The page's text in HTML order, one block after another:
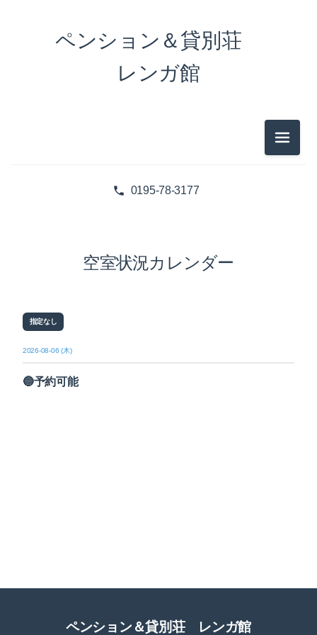
0195-78-3177
ペンション＆貸別荘
レンガ館
メニュ
空室状況カレンダー
指定なし
2026-08-06 (木)
🔵予約可能
ペンション＆貸別荘 レンガ館